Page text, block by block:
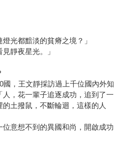
光都黯淡的貧瘠之境？」
靜夜星光。」
，王文靜採訪過上千位國內外知
，花一輩子追逐成功，追到了一
土撥鼠，不斷輪迴，這樣的人
意想不到的異國和尚，開啟成功